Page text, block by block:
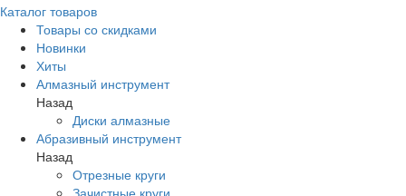
Каталог товаров
Товары со скидками
Новинки
Хиты
Алмазный инструмент
Назад
Диски алмазные
Абразивный инструмент
Назад
Отрезные круги
Зачистные круги